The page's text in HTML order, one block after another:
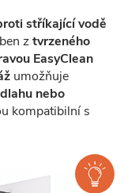
stříkající vodě
ztvrzeného
EasyClean
umožňuje
nebo
kompatibilní s